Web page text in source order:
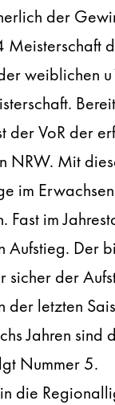
der
Meisterschaft
weiblichen
der VoR der
NRW. Mit
im
Fast im
Aufstieg. Der
sicher der
der letzten
Jahren sind
Nummer 5.
die